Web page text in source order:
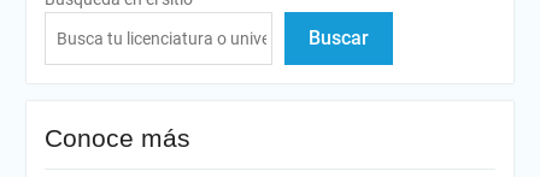
Buscar
Conoce más